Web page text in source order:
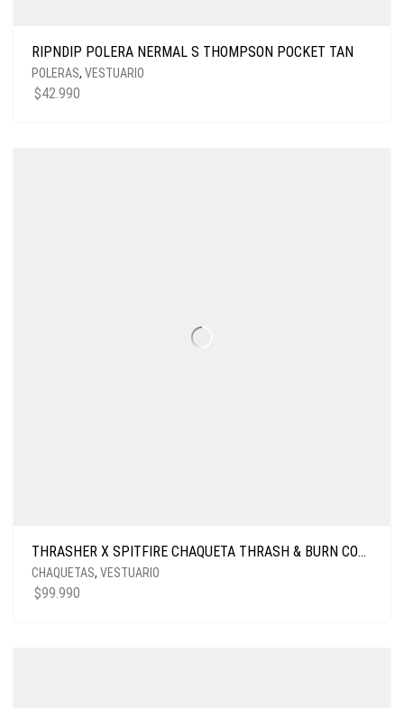
RIPNDIP POLERA NERMAL S THOMPSON POCKET TAN
POLERAS, VESTUARIO
$42.990
THRASHER X SPITFIRE CHAQUETA THRASH & BURN COACH BLACK
CHAQUETAS, VESTUARIO
$99.990